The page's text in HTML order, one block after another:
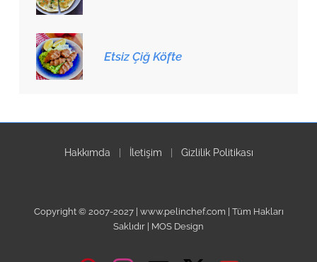
Etsiz Çiğ Köfte
Hakkımda İletişim Gizlilik Politikası
Copyright © 2007-2027 | www.pelinchef.com | Tüm Hakları
Saklıdır | MOS Design